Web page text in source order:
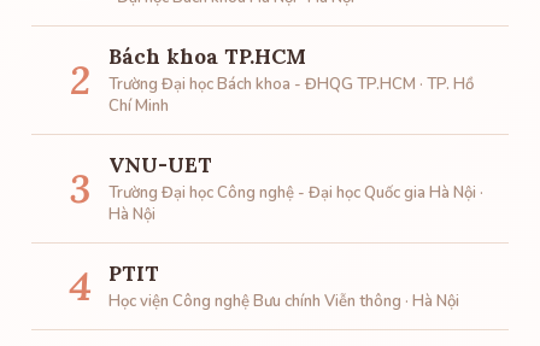
2 Bách khoa TP.HCM
Trường Đại học Bách khoa - ĐHQG TP.HCM · TP. Hồ
Chí Minh
3 VNU-UET
Trường Đại học Công nghệ - Đại học Quốc gia Hà Nội ·
Hà Nội
4 PTIT
Học viện Công nghệ Bưu chính Viễn thông · Hà Nội